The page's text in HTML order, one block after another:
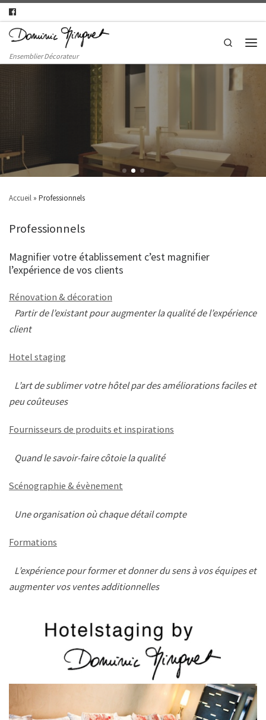
Ensemblier Décorateur
Search
Accueil » Professionnels
Professionnels
Magnifier votre établissement c’est magnifier
l’expérience de vos clients
Rénovation & décoration
Partir de l’existant pour augmenter la qualité de l’expérience
client
Hotel staging
L’art de sublimer votre hôtel par des améliorations faciles et
peu coûteuses
Fournisseurs de produits et inspirations
Quand le savoir-faire côtoie la qualité
Scénographie & évènement
Une organisation où chaque détail compte
Formations
L’expérience pour former et donner du sens à vos équipes et
augmenter vos ventes additionnelles